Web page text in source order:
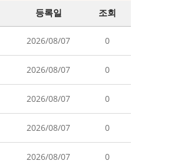
등록일 조회
2026/08/07 0
2026/08/07 0
2026/08/07 0
2026/08/07 0
2026/08/07 0